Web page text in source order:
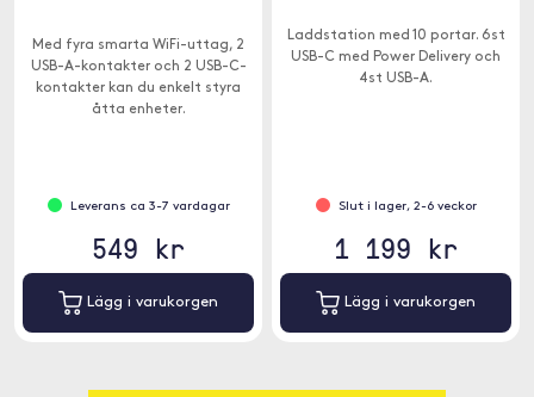
Med fyra smarta WiFi-uttag, 2
USB-A-kontakter och 2 USB-C-
kontakter kan du enkelt styra
åtta enheter.
Leverans ca 3-7 vardagar
549 kr
Lägg i varukorgen
Laddstation med 10 portar. 6st
USB-C med Power Delivery och
4st USB-A.
Slut i lager, 2-6 veckor
1 199 kr
Lägg i varukorgen